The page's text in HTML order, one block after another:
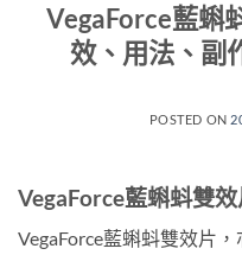
VegaForce藍蝌
效、用法、副
POSTED ON
VegaForce藍蝌蚪雙
VegaForce藍蝌蚪雙效片